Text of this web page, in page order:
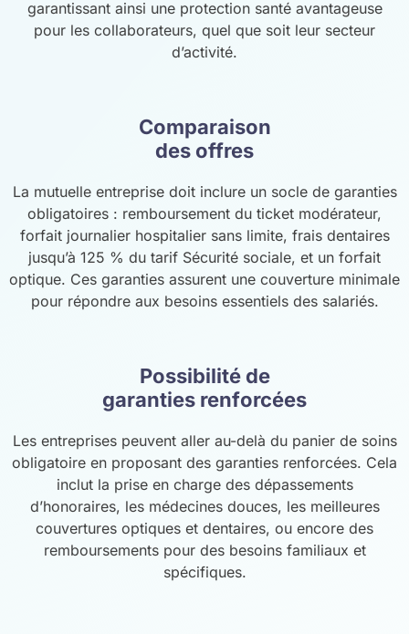
garantissant ainsi une protection santé avantageuse
pour les collaborateurs, quel que soit leur secteur
d’activité.
Comparaison
des offres
La mutuelle entreprise doit inclure un socle de garanties
obligatoires : remboursement du ticket modérateur,
forfait journalier hospitalier sans limite, frais dentaires
jusqu’à 125 % du tarif Sécurité sociale, et un forfait
optique. Ces garanties assurent une couverture minimale
pour répondre aux besoins essentiels des salariés.
Possibilité de
garanties renforcées
Les entreprises peuvent aller au-delà du panier de soins
obligatoire en proposant des garanties renforcées. Cela
inclut la prise en charge des dépassements
d’honoraires, les médecines douces, les meilleures
couvertures optiques et dentaires, ou encore des
remboursements pour des besoins familiaux et
spécifiques.